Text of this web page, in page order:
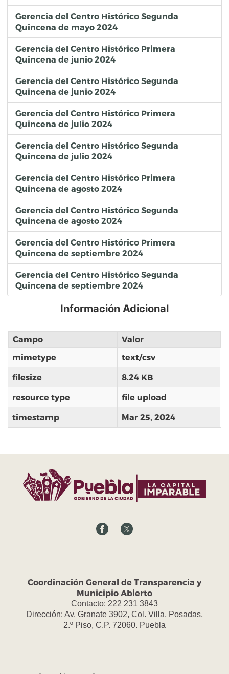
Gerencia del Centro Histórico Segunda
Quincena de mayo 2024
Gerencia del Centro Histórico Primera
Quincena de junio 2024
Gerencia del Centro Histórico Segunda
Quincena de junio 2024
Gerencia del Centro Histórico Primera
Quincena de julio 2024
Gerencia del Centro Histórico Segunda
Quincena de julio 2024
Gerencia del Centro Histórico Primera
Quincena de agosto 2024
Gerencia del Centro Histórico Segunda
Quincena de agosto 2024
Gerencia del Centro Histórico Primera
Quincena de septiembre 2024
Gerencia del Centro Histórico Segunda
Quincena de septiembre 2024
Información Adicional
Campo
Valor
mimetype
text/csv
filesize 8.24 KB
resource type file upload
timestamp Mar 25, 2024
Coordinación General de Transparencia y
Municipio Abierto
Contacto: 222 231 3843
Dirección: Av. Granate 3902, Col. Villa, Posadas,
2.º Piso, C.P. 72060. Puebla